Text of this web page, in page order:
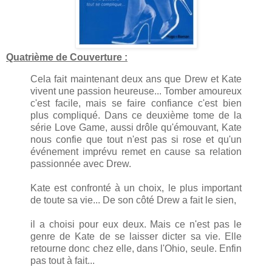
Quatrième de Couverture :
Cela fait maintenant deux ans que Drew et Kate
vivent une passion heureuse... Tomber amoureux
c'est facile, mais se faire confiance c'est bien
plus compliqué. Dans ce deuxième tome de la
série Love Game, aussi drôle qu'émouvant, Kate
nous confie que tout n'est pas si rose et qu'un
événement imprévu remet en cause sa relation
passionnée avec Drew.
Kate est confronté à un choix, le plus important
de toute sa vie... De son côté Drew a fait le sien,
il a choisi pour eux deux. Mais ce n'est pas le
genre de Kate de se laisser dicter sa vie. Elle
retourne donc chez elle, dans l'Ohio, seule. Enfin
pas tout à fait...